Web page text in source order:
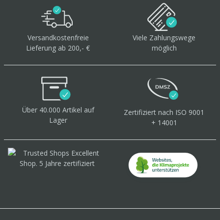
Versandkostenfreie
Lieferung ab 200,- €
Viele Zahlungswege
möglich
Über 40.000 Artikel auf
Lager
Zertifiziert nach ISO 9001
+ 14001